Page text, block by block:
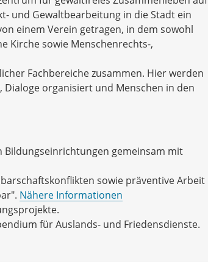
und Gewaltbearbeitung in die Stadt ein
einem Verein getragen, in dem sowohl
Kirche sowie Menschenrechts-,
Fachbereiche zusammen. Hier werden
organisiert und Menschen in den
gemeinsam mit
sowie präventive Arbeit
Nähere Informationen
für Auslands- und Friedensdienste.